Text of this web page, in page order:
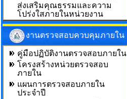
ส่งเสริมคุณธรรมและความ
โปร่งใสภายในหน่วยงาน
งานตรวจสอบควบคุมภายใน
คู่มือปฏิบัติงานตรวจสอบภายใน
โครงสร้างหน่วยตรวจสอบ
ภายใน
แผนการตรวจสอบภายใน
ประจำปี